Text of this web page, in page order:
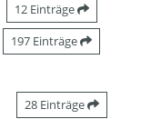
12 Einträge
197 Einträge
28 Einträge